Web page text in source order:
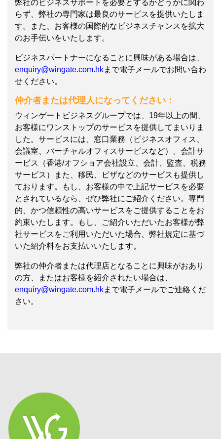
弊社のビジネスサポートを必要とするかどうかに関わ
らず、弊社の専門家は最良のサービスを提供いたしま
す。また、お客様の国際的なビジネスチャンスを拡大
のお手伝いをいたします。
ビジネスパートナーになることに興味がある場合は、
enquiry@wingate.com.hkまで電子メールでお問い合わ
せください。
仲介者または代理人になってください：
ウィンゲートビジネスグループでは、19年以上の間、
お客様にワンストップのサービスを提供してまいりま
した。サービスには、窓口業務（ビジネスオフィス、
会議室、バーチャルオフィスサービスなど）、会計サ
ービス（香港/オフショア会社設立、会計、監査、税務
サービス）また、移民、ビザなどのサービスも提供し
ております。もし、お客様の中で上記サービスを必要
とされているなら、ぜひ弊社にご紹介ください。専門
的、かつ信頼性の高いサービスをご提供することをお
約束いたします。もし、ご紹介いただいたお客様が弊
社サービスをご利用いただいた場合、弊社規定に基づ
いた紹介料をお支払いいたします。
弊社の仲介者または代理店となることに興味がおあり
の方、またはお客様を紹介されたい場合は、
enquiry@wingate.com.hkまで電子メールでご連絡くだ
さい。